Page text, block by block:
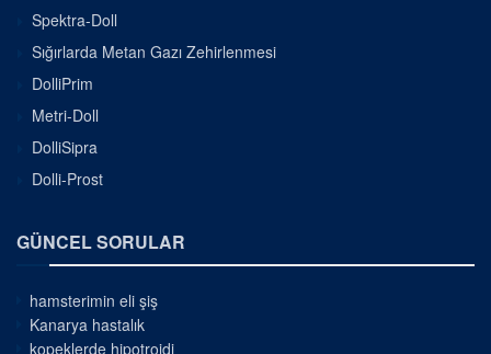
Spektra-Doll
Sığırlarda Metan Gazı Zehirlenmesi
DolliPrim
Metri-Doll
DolliSipra
Dolli-Prost
GÜNCEL SORULAR
hamsterimin eli şiş
Kanarya hastalık
kopeklerde hipotroidi